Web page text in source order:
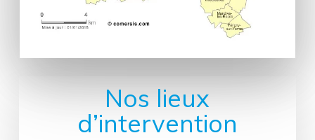
Nos lieux
d’intervention